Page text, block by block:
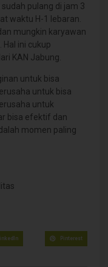
pulang di jam 3
waktu H-1 lebaran.
mungkin karyawan
ini cukup
KAN Jabung.
untuk bisa
untuk bisa
untuk
bisa efektif dan
momen paling
Pinterest